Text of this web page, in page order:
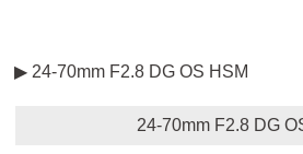
▶ 24-70mm F2.8 DG OS HSM
24-70mm F2.8 DG